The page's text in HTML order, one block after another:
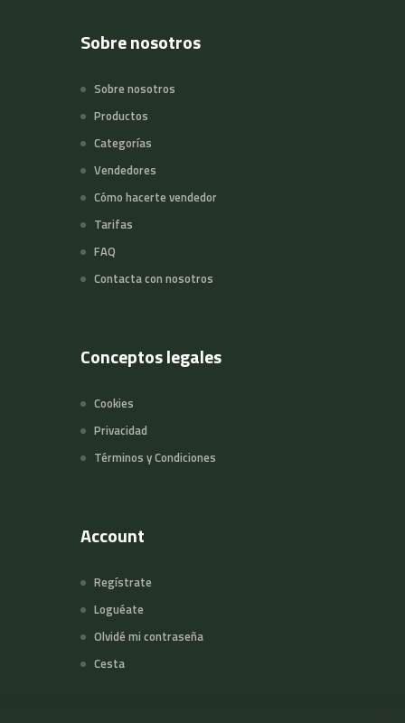
Sobre nosotros
Sobre nosotros
Productos
Categorías
Vendedores
Cómo hacerte vendedor
Tarifas
FAQ
Contacta con nosotros
Conceptos legales
Cookies
Privacidad
Términos y Condiciones
Account
Regístrate
Loguéate
Olvidé mi contraseña
Cesta